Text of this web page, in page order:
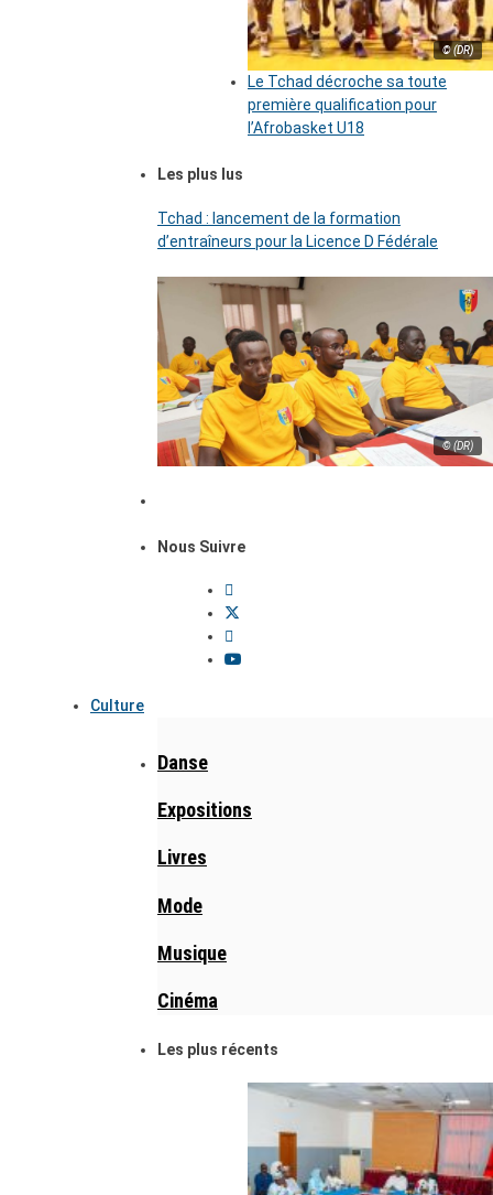
© (DR)
Le Tchad décroche sa toute
première qualification pour
l’Afrobasket U18
Les plus lus
Tchad : lancement de la formation
d’entraîneurs pour la Licence D Fédérale
© (DR)
Nous Suivre
Culture
Danse
Expositions
Livres
Mode
Musique
Cinéma
Les plus récents